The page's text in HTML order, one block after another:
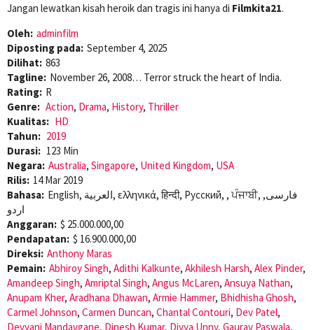
Jangan lewatkan kisah heroik dan tragis ini hanya di Filmkita21.
Oleh: adminfilm
Diposting pada: September 4, 2025
Dilihat: 863
Tagline: November 26, 2008… Terror struck the heart of India.
Rating: R
Genre: Action, Drama, History, Thriller
Kualitas: HD
Tahun: 2019
Durasi: 123 Min
Negara: Australia, Singapore, United Kingdom, USA
Rilis: 14 Mar 2019
Bahasa: English, العربية, ελληνικά, हिन्दी, Pусский, , ਪੰਜਾਬੀ, فارسی,
اردو
Anggaran: $ 25.000.000,00
Pendapatan: $ 16.900.000,00
Direksi: Anthony Maras
Pemain: Abhiroy Singh, Adithi Kalkunte, Akhilesh Harsh, Alex Pinder,
Amandeep Singh, Amriptal Singh, Angus McLaren, Ansuya Nathan,
Anupam Kher, Aradhana Dhawan, Armie Hammer, Bhidhisha Ghosh,
Carmel Johnson, Carmen Duncan, Chantal Contouri, Dev Patel,
Devyani Mandavgane, Dinesh Kumar, Divya Unny, Gaurav Paswala,